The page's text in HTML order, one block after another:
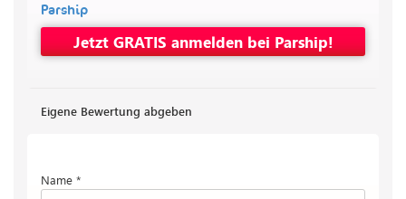
Parship
Jetzt GRATIS anmelden bei Parship!
Eigene Bewertung abgeben
Name *